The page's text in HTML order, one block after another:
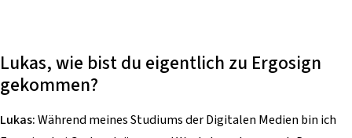
Lukas, wie bist du eigentlich zu Ergosign
gekommen?
Lukas:Während meines Studiums der Digitalen Medien bin ich